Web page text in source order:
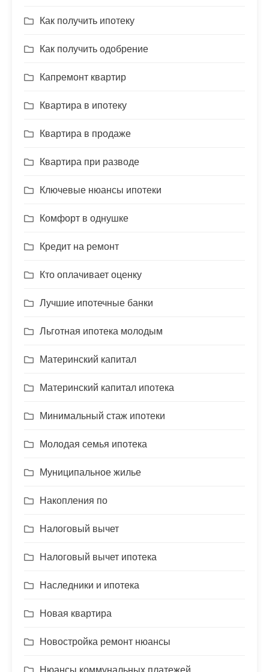
Как получить ипотеку
Как получить одобрение
Капремонт квартир
Квартира в ипотеку
Квартира в продаже
Квартира при разводе
Ключевые нюансы ипотеки
Комфорт в однушке
Кредит на ремонт
Кто оплачивает оценку
Лучшие ипотечные банки
Льготная ипотека молодым
Материнский капитал
Материнский капитал ипотека
Минимальный стаж ипотеки
Молодая семья ипотека
Муниципальное жилье
Накопления по
Налоговый вычет
Налоговый вычет ипотека
Наследники и ипотека
Новая квартира
Новостройка ремонт нюансы